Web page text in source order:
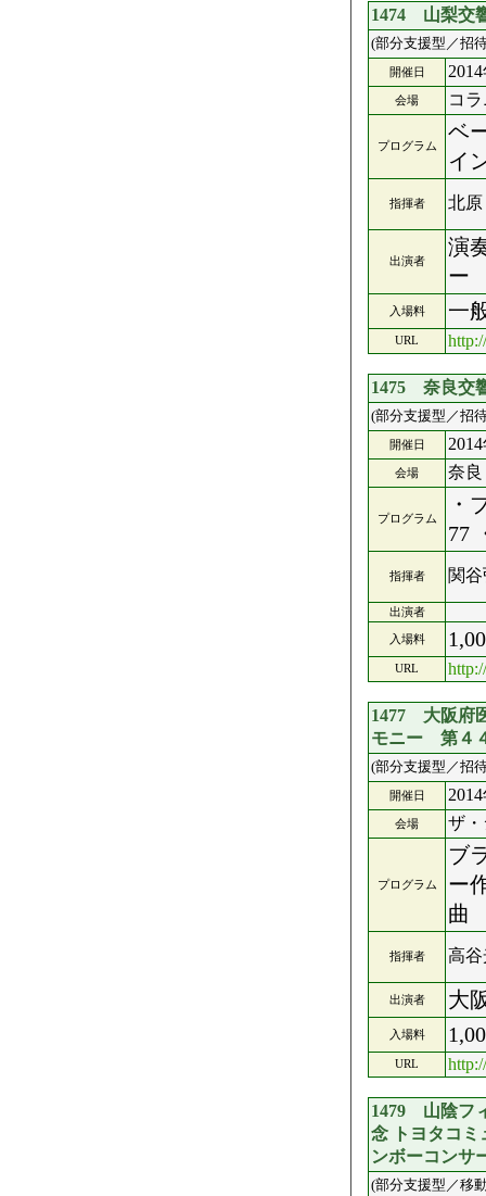
1474 山梨交
(部分支援型／招
開催日
会場 コ
プログラム
ベ
イ
指揮者 北原
出演者
演
ー
入場料 一
URL
1475 奈良交
(部分支援型／招
開催日
会場 奈良
プログラム
・
77
指揮者 関
出演者
入場料
URL
1477 大阪府
モニー 第４
(部分支援型／招
開催日
会場 ザ
プログラム
ブ
ー
曲
指揮者 高
出演者 大
入場料
URL
1479 山陰フ
念 トヨタコミ
ンボーコンサ
(部分支援型／移